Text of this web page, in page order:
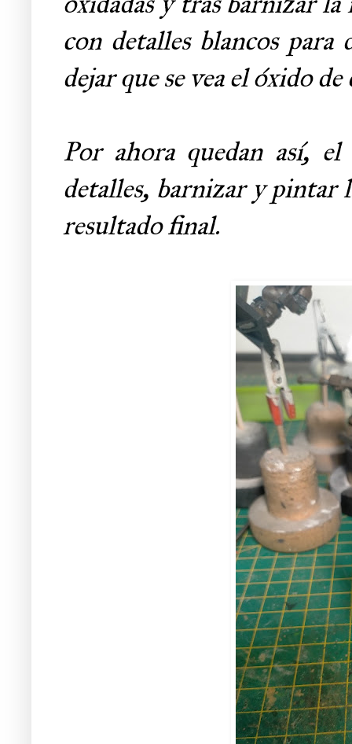
con detalles blancos para
dejar que se vea el óxido de
Por ahora quedan así,
detalles, barnizar y pintar
resultado final.